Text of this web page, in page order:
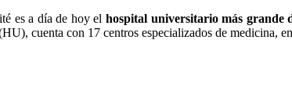
es a día de hoy el hospital universitario más grande
cuenta con 17 centros especializados de medicina,